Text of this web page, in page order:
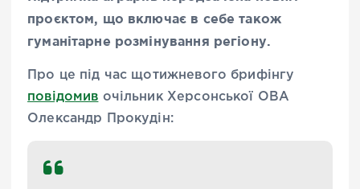
проєктом, що включає в себе також
гуманітарне розмінування регіону.
Про це під час щотижневого брифінгу
повідомив очільник Херсонської ОВА
Олександр Прокудін: